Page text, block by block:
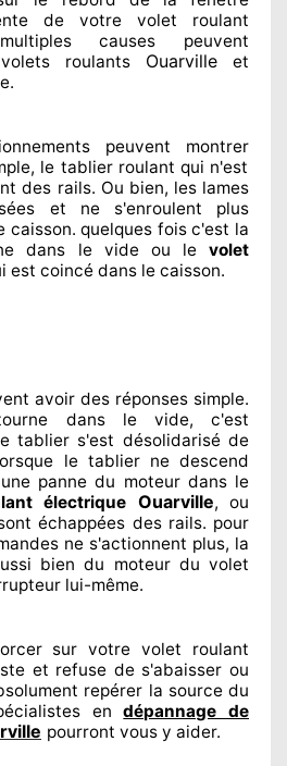
de votre volet roulant
causes peuvent
roulants Ouarville et
peuvent montrer
le tablier roulant qui n'est
des rails. Ou bien, les lames
et ne s'enroulent plus
caisson. quelques foisc'est la
dans le vide ou le volet
est coincé dans le caisson.
avoir des réponses simple.
dans le vide, c'est
tablier s'est désolidariséde
le tablier ne descend
une panne du moteur dans le
électrique Ouarville, ou
échappées des rails. pour
ne s'actionnent plus, la
bien du moteur du volet
lui-même.
sur votre volet roulant
et refuse de s'abaisser ou
repérer la sourcedu
endépannage de
pourront vous y aider.